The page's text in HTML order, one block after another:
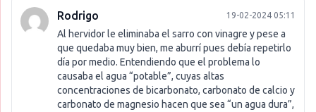
Rodrigo 19-02-2024 05:11
Al hervidor le eliminaba el sarro con vinagre y pese a
que quedaba muy bien, me aburrí pues debía repetirlo
día por medio. Entendiendo que el problema lo
causaba el agua “potable”, cuyas altas
concentraciones de bicarbonato, carbonato de calcio y
carbonato de magnesio hacen que sea “un agua dura”,